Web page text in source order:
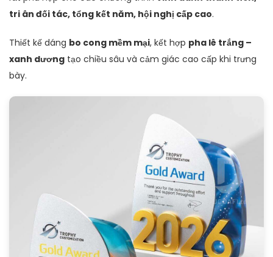
tri ân đối tác, tổng kết năm, hội nghị cấp cao.
Thiết kế dáng bo cong mềm mại, kết hợp pha lê trắng –
xanh dương tạo chiều sâu và cảm giác cao cấp khi trưng
bày.